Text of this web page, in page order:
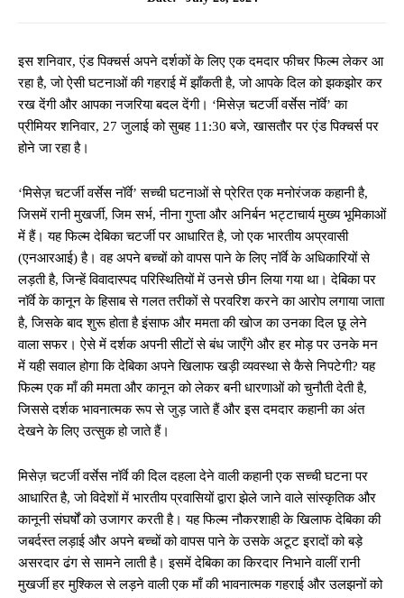
इस शनिवार, एंड पिक्चर्स अपने दर्शकों के लिए एक दमदार फीचर फिल्म लेकर आ
रहा है, जो ऐसी घटनाओं की गहराई में झाँकती है, जो आपके दिल को झकझोर कर
रख देंगी और आपका नजरिया बदल देंगी। ‘मिसेज़ चटर्जी वर्सेस नॉर्वे’ का
प्रीमियर शनिवार, 27 जुलाई को सुबह 11:30 बजे, खासतौर पर एंड पिक्चर्स पर
होने जा रहा है।
‘मिसेज़ चटर्जी वर्सेस नॉर्वे’ सच्ची घटनाओं से प्रेरित एक मनोरंजक कहानी है,
जिसमें रानी मुखर्जी, जिम सर्भ, नीना गुप्ता और अनिर्बन भट्टाचार्य मुख्य भूमिकाओं
में हैं। यह फिल्म देबिका चटर्जी पर आधारित है, जो एक भारतीय अप्रवासी
(एनआरआई) है। वह अपने बच्चों को वापस पाने के लिए नॉर्वे के अधिकारियों से
लड़ती है, जिन्हें विवादास्पद परिस्थितियों में उनसे छीन लिया गया था। देबिका पर
नॉर्वे के कानून के हिसाब से गलत तरीकों से परवरिश करने का आरोप लगाया जाता
है, जिसके बाद शुरू होता है इंसाफ और ममता की खोज का उनका दिल छू लेने
वाला सफर। ऐसे में दर्शक अपनी सीटों से बंध जाएँगे और हर मोड़ पर उनके मन
में यही सवाल होगा कि देबिका अपने खिलाफ खड़ी व्यवस्था से कैसे निपटेगी? यह
फिल्म एक माँ की ममता और कानून को लेकर बनी धारणाओं को चुनौती देती है,
जिससे दर्शक भावनात्मक रूप से जुड़ जाते हैं और इस दमदार कहानी का अंत
देखने के लिए उत्सुक हो जाते हैं।
मिसेज़ चटर्जी वर्सेस नॉर्वे की दिल दहला देने वाली कहानी एक सच्ची घटना पर
आधारित है, जो विदेशों में भारतीय प्रवासियों द्वारा झेले जाने वाले सांस्कृतिक और
कानूनी संघर्षों को उजागर करती है। यह फिल्म नौकरशाही के खिलाफ देबिका की
जबर्दस्त लड़ाई और अपने बच्चों को वापस पाने के उसके अटूट इरादों को बड़े
असरदार ढंग से सामने लाती है। इसमें देबिका का किरदार निभाने वालीं रानी
मुखर्जी हर मुश्किल से लड़ने वाली एक माँ की भावनात्मक गहराई और उलझनों को